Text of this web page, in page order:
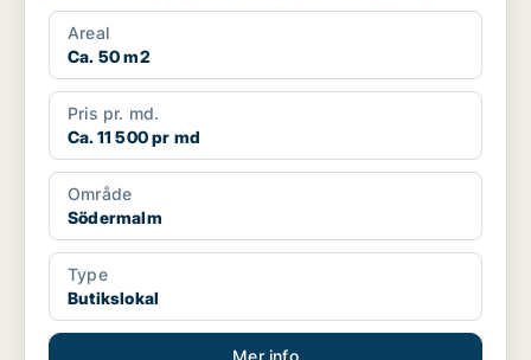
Areal
Ca. 50 m2
Pris pr. md.
Ca. 11 500 pr md
Område
Södermalm
Type
Butikslokal